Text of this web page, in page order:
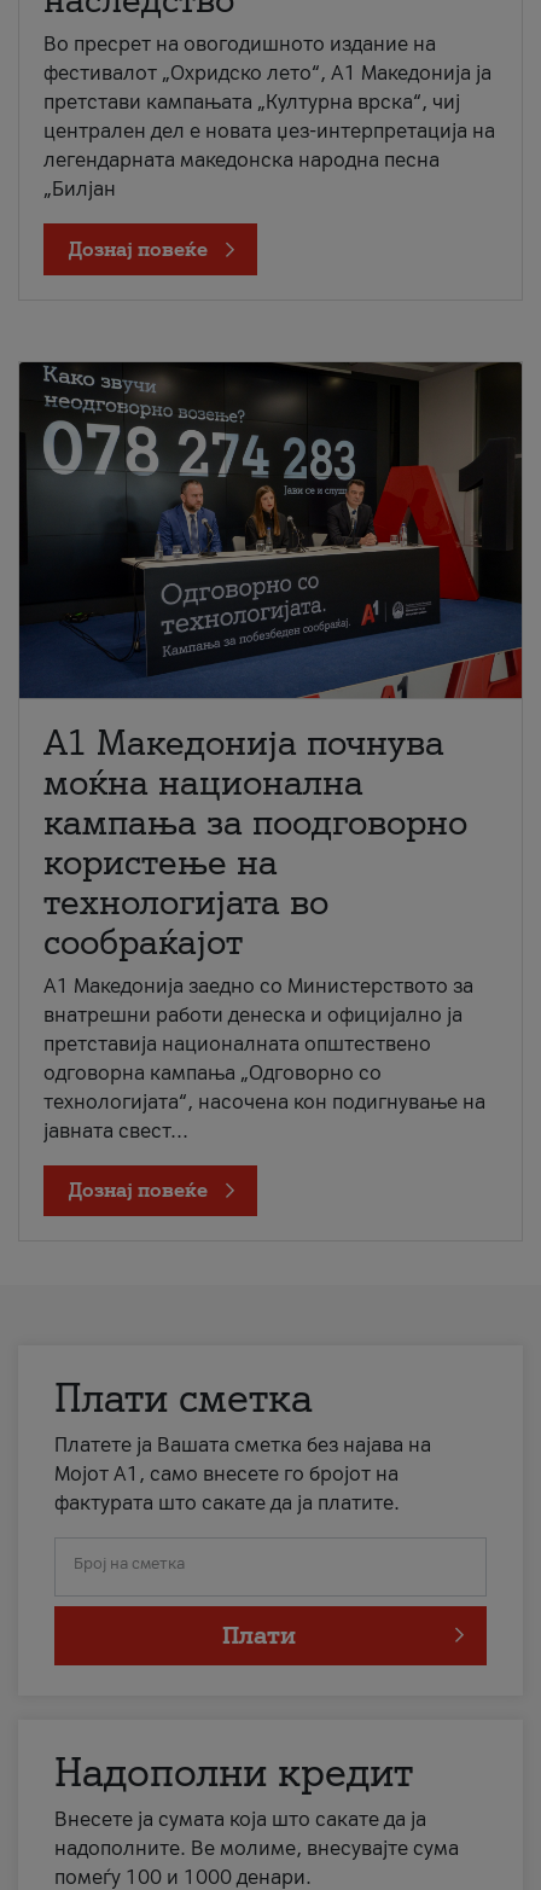
Во пресрет на овогодишното издание на
фестивалот „Охридско лето“, А1 Македонија ја
претстави кампањата „Културна врска“, чиј
централен дел е новата џез-интерпретација на
легендарната македонска народна песна
„Билјан
Дознај повеќе
A1 Македонија почнува
моќна национална
кампања за поодговорно
користење на
технологијата во
сообраќајот
A1 Македонија заедно со Министерството за
внатрешни работи денеска и официјално ја
претставија националната општествено
одговорна кампања „Одговорно со
технологијата“, насочена кон подигнување на
јавната свест...
Дознај повеќе
Плати сметка
Платете ја Вашата сметка без најава на
Мојот А1, само внесете го бројот на
фактурата што сакате да ја платите.
Број на сметка
Плати
Надополни кредит
Внесете ја сумата која што сакате да ја
надополните. Ве молиме, внесувајте сума
помеѓу 100 и 1000 денари.